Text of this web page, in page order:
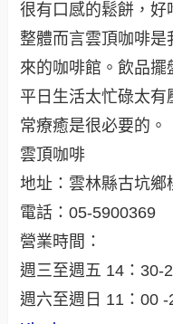
很有口感的鬆餅，好
整體而言雲頂咖啡
來的咖啡館。飲品擺
平日生活太忙碌太有
常療癒是很必要的。
雲頂咖啡
地址：雲林縣古坑鄉
電話：05-5900369
營業時間：
週三至週五 14：30-
週六至週日 11：00 -